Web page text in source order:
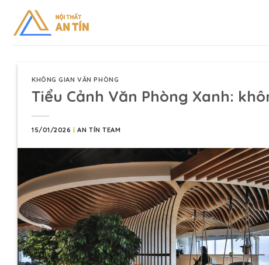
content
KHÔNG GIAN VĂN PHÒNG
Tiểu Cảnh Văn Phòng Xanh:
15/01/2026 |AN TÍN TEAM